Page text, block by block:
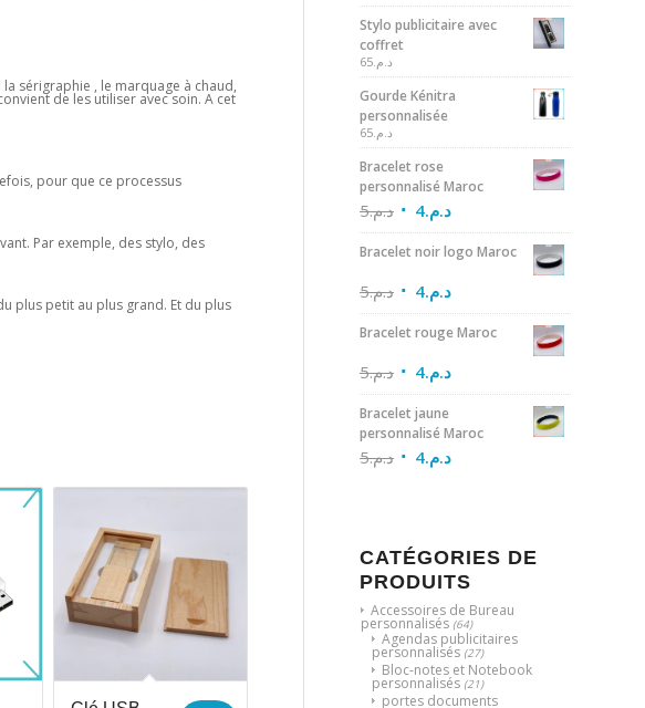
sérigraphie , le marquage à chaud,
de les utiliser avec soin. A cet
pour que ce processus
Par exemple, des stylo, des
plus petit au plus grand. Et du plus
Stylo publicitaire avec
coffret
د.م. 65
Gourde Kénitra
personnalisée
د.م. 65
Bracelet rose
personnalisé Maroc
د.م.5 د.م.4
Bracelet noir logo Maroc
د.م.5 د.م.4
Bracelet rouge Maroc
د.م.5 د.م.4
Bracelet jaune
personnalisé Maroc
د.م.5 د.م.4
CATÉGORIES DE
PRODUITS
Accessoires de Bureau
personnalisés (64)
Agendas publicitaires
personnalisés (27)
Bloc-notes et Notebook
personnalisés (21)
portes documents